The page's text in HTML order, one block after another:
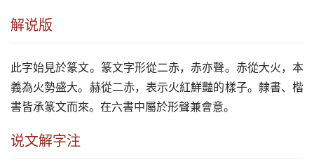
解说版
此字始見於篆文。篆文字形從二赤，赤亦聲。赤從大火，本
義為火勢盛大。赫從二赤，表示火紅鮮豔的樣子。隸書、楷
書皆承篆文而來。在六書中屬於形聲兼會意。
说文解字注